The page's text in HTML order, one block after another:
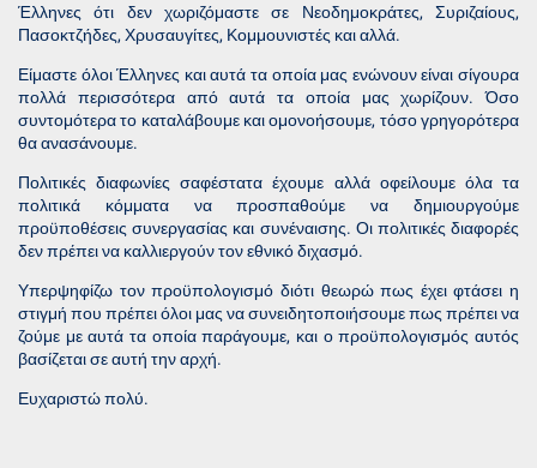
Έλληνες ότι δεν χωριζόμαστε σε Νεοδημοκράτες, Συριζαίους,
Πασοκτζήδες, Χρυσαυγίτες, Κομμουνιστές και αλλά.
Είμαστε όλοι Έλληνες και αυτά τα οποία μας ενώνουν είναι σίγουρα
πολλά περισσότερα από αυτά τα οποία μας χωρίζουν. Όσο
συντομότερα το καταλάβουμε και ομονοήσουμε, τόσο γρηγορότερα
θα ανασάνουμε.
Πολιτικές διαφωνίες σαφέστατα έχουμε αλλά οφείλουμε όλα τα
πολιτικά κόμματα να προσπαθούμε να δημιουργούμε
προϋποθέσεις συνεργασίας και συνέναισης. Οι πολιτικές διαφορές
δεν πρέπει να καλλιεργούν τον εθνικό διχασμό.
Υπερψηφίζω τον προϋπολογισμό διότι θεωρώ πως έχει φτάσει η
στιγμή που πρέπει όλοι μας να συνειδητοποιήσουμε πως πρέπει να
ζούμε με αυτά τα οποία παράγουμε, και ο προϋπολογισμός αυτός
βασίζεται σε αυτή την αρχή.
Ευχαριστώ πολύ.